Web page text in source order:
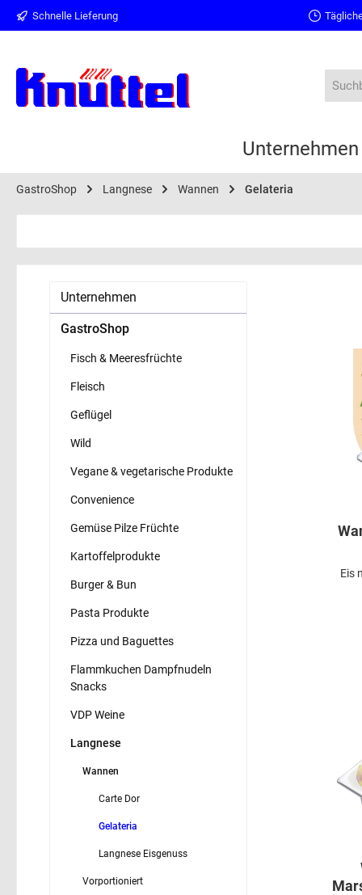
Zur Hauptnavigation springen
Schnelle Lieferung
Unternehmen
GastroShop Langnese Wannen Gelateria
Unternehmen
GastroShop
Fisch & Meeresfrüchte
Fleisch
Geflügel
Wild
Vegane & vegetarische Produkte
Convenience
Gemüse Pilze Früchte
Kartoffelprodukte
Burger & Bun
Pasta Produkte
Pizza und Baguettes
Flammkuchen Dampfnudeln
Snacks
VDP Weine
Langnese
Wannen
Carte Dor
Gelateria
Langnese Eisgenuss
Vorportioniert
Eis